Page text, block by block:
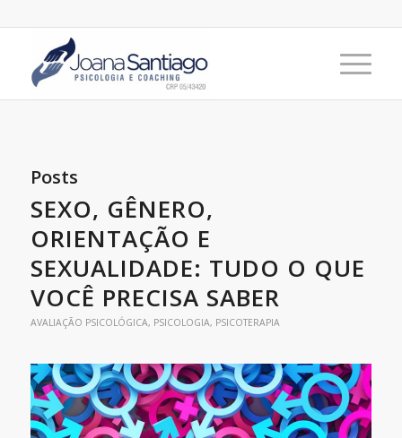
Posts
SEXO, GÊNERO,
ORIENTAÇÃO E
SEXUALIDADE: TUDO O QUE
VOCÊ PRECISA SABER
AVALIAÇÃO PSICOLÓGICA, PSICOLOGIA, PSICOTERAPIA